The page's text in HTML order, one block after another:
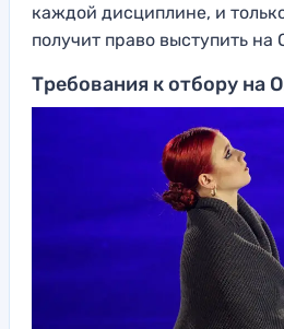
каждой дисциплине, и
получит право выступить на
Требования к отбору на